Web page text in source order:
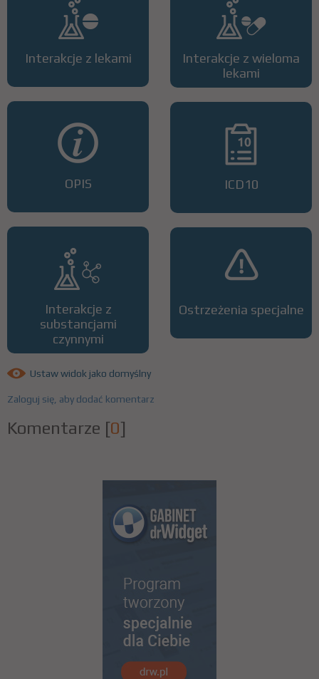
Interakcje z lekami
OPIS
Interakcje z
substancjami
czynnymi
Interakcje z wieloma
lekami
ICD10
Ostrzeżenia specjalne
Ustaw widok jako domyślny
Zaloguj się, aby dodać komentarz
Komentarze [0]